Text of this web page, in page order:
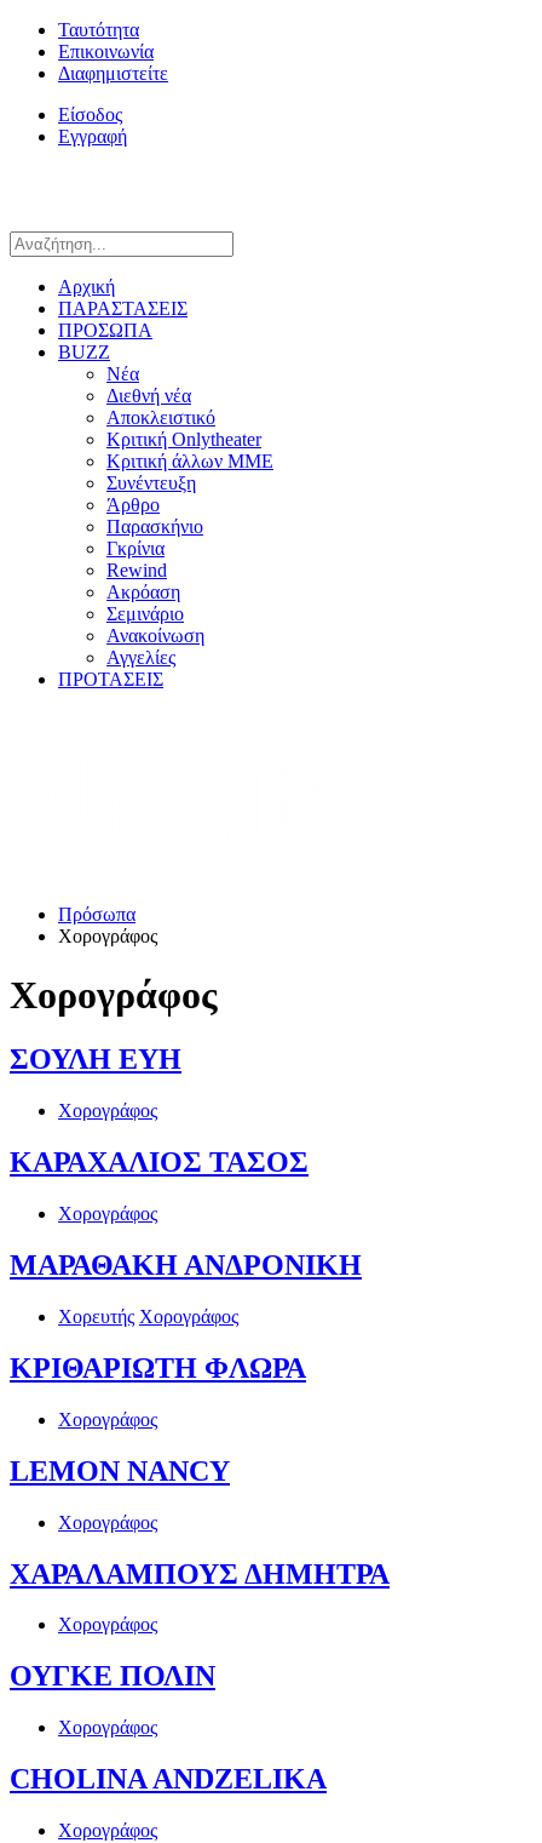
Ταυτότητα
Επικοινωνία
Διαφημιστείτε
Είσοδος
Εγγραφή
Αρχική
ΠΑΡΑΣΤΑΣΕΙΣ
ΠΡΟΣΩΠΑ
BUZZ
Νέα
Διεθνή νέα
Αποκλειστικό
Κριτική Onlytheater
Κριτική άλλων ΜΜΕ
Συνέντευξη
Άρθρο
Παρασκήνιο
Γκρίνια
Rewind
Ακρόαση
Σεμινάριο
Ανακοίνωση
Αγγελίες
ΠΡΟΤΑΣΕΙΣ
Πρόσωπα
Χορογράφος
Χορογράφος
ΣΟΥΛΗ ΕΥΗ
Χορογράφος
ΚΑΡΑΧΑΛΙΟΣ ΤΑΣΟΣ
Χορογράφος
ΜΑΡΑΘΑΚΗ ΑΝΔΡΟΝΙΚΗ
Χορευτής Χορογράφος
ΚΡΙΘΑΡΙΩΤΗ ΦΛΩΡΑ
Χορογράφος
LEMON NANCY
Χορογράφος
ΧΑΡΑΛΑΜΠΟΥΣ ΔΗΜΗΤΡΑ
Χορογράφος
ΟΥΓΚΕ ΠΟΛΙΝ
Χορογράφος
CHOLINA ANDZELIKA
Χορογράφος